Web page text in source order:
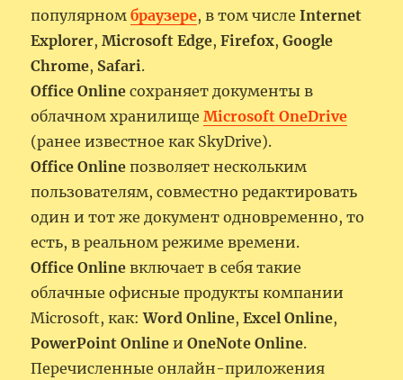
популярномбраузере, в том числеInternet
Explorer,Microsoft Edge,Firefox,Google
Chrome, Safari.
Office Online сохраняет документы в
облачном хранилищеMicrosoft OneDrive
(ранее известное как SkyDrive).
Office Online позволяет нескольким
пользователям, совместно редактировать
один и тот же документ одновременно, то
есть, в реальном режиме времени.
Office Online включает в себя такие
облачные офисные продукты компании
Microsoft, как:Word Online,Excel Online,
PowerPoint Online иOneNote Online.
Перечисленные онлайн-приложения